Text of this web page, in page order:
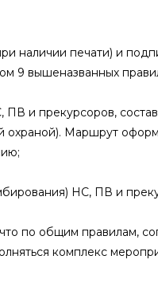
наличии печати) и
9 вышеназванных
ПВ и прекурсоров,
охраной). Маршрут
НС, ПВ и
по общим правилам,
комплекс